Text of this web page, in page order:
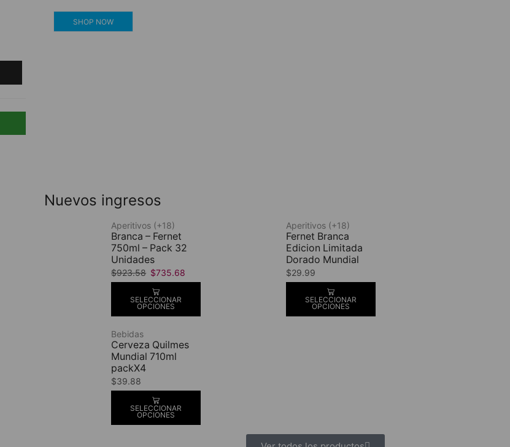
SHOP NOW
Nuevos ingresos
Aperitivos (+18)
Branca – Fernet
750ml – Pack 32
Unidades
$923.58 $735.68
SELECCIONAR
OPCIONES
Aperitivos (+18)
Fernet Branca
Edicion Limitada
Dorado Mundial
$29.99
SELECCIONAR
OPCIONES
Bebidas
Cerveza Quilmes
Mundial 710ml
packX4
$39.88
SELECCIONAR
OPCIONES